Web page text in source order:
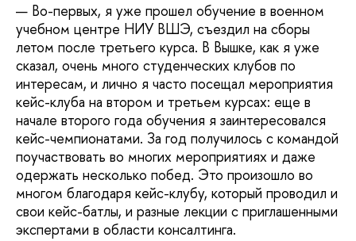
— Во-первых, я уже прошел обучение в военном
учебном центре НИУ ВШЭ, съездил на сборы
летом после третьего курса. В Вышке, как я уже
сказал, очень много студенческих клубов по
интересам, и лично я часто посещал мероприятия
кейс-клуба на втором и третьем курсах: еще в
начале второго года обучения я заинтересовался
кейс-чемпионатами. За год получилось с командой
поучаствовать во многих мероприятиях и даже
одержать несколько побед. Это произошло во
многом благодаря кейс-клубу, который проводил и
свои кейс-батлы, и разные лекции с приглашенными
экспертами в области консалтинга.